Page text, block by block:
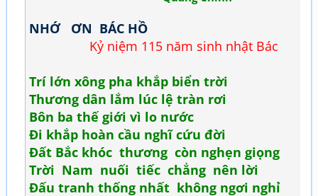
NHỚ ƠN BÁC HỒ
Kỷ niệm 115 năm sinh nhật Bác
Trí lớn xông pha khắp biển trời
Thương dân lắm lúc lệ tràn rơi
Bôn ba thế giới vì lo nước
Đi khắp hoàn cầu nghĩ cứu đời
Đất Bắc khóc thương còn nghẹn giọng
Trời Nam nuối tiếc chẳng nên lời
Đấu tranh thống nhất không ngơi nghỉ